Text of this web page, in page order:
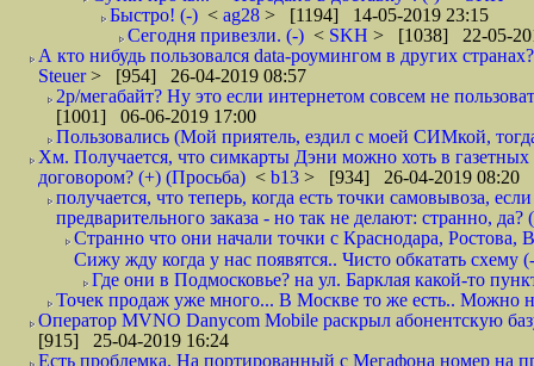
Быстро! (-) < ag28 > [1194] 14-05-2019 23:15
Сегодня привезли. (-) < SKH > [1038] 22-05-
А кто нибудь пользовался data-роумингом в других
Steuer> [954] 26-04-2019 08:57
2р/мегабайт? Ну это если интернетом совсем не
[1001] 06-06-2019 17:00
Пользовались (Мой приятель, ездил с моей СИМкой,
Хм. Получается, что симкарты Дэни можно хоть в газетных
договором? (+) (Просьба) < b13 > [934] 26-04-2019 08:20
получается, что теперь, когда есть точки самовывоза,
предварительного заказа - но так не делают: странно, да?
Странно что они начали точки с Краснодара,
Сижу жду когда у нас появятся.. Чисто обкатать схему
Где они в Подмосковье? на ул. Барклая какой-то
Точек продаж уже много... В Москве то же есть.. Можно
Оператор MVNO Danycom Mobile раскрыл абонентскую
[915] 25-04-2019 16:24
Есть проблемка. На портированный с Мегафона номер на